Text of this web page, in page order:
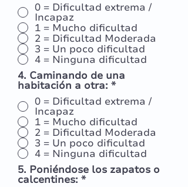
0 = Dificultad extrema /
Incapaz
1 = Mucho dificultad
2 = Dificultad Moderada
3 = Un poco dificultad
4 = Ninguna dificultad
4. Caminando de una
habitación a otra: *
0 = Dificultad extrema /
Incapaz
1 = Mucho dificultad
2 = Dificultad Moderada
3 = Un poco dificultad
4 = Ninguna dificultad
5. Poniéndose los zapatos o
calcentines: *